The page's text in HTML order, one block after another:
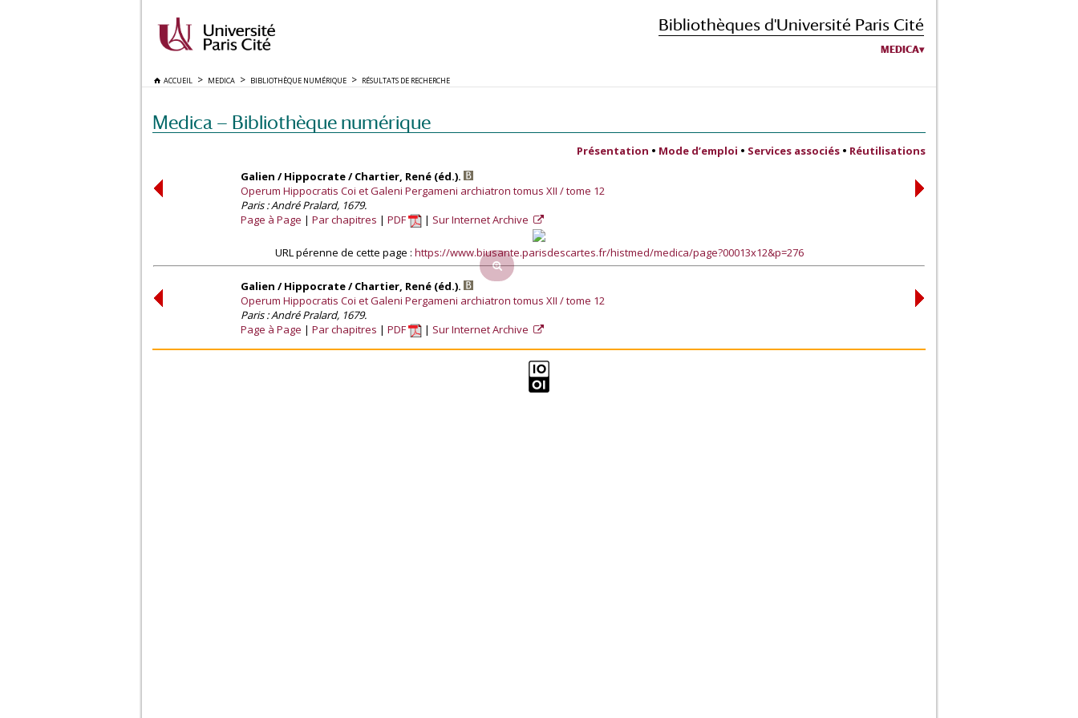
Bibliothèques d'Université Paris Cité
MEDICA
ACCUEIL MEDICA BIBLIOTHÈQUE NUMÉRIQUE RÉSULTATS DE RECHERCHE
Medica — Bibliothèque numérique
Présentation • Mode d’emploi • Services associés • Réutilisations
Galien / Hippocrate / Chartier, René (éd.).
Operum Hippocratis Coi et Galeni Pergameni archiatron tomus XII / tome 12
Paris : André Pralard, 1679.
Page à Page
Par chapitres PDF Sur Internet Archive
URL pérenne de cette page : https://www.biusante.parisdescartes.fr/histmed/medica/page?00013x12&p=276
Galien / Hippocrate / Chartier, René (éd.).
Operum Hippocratis Coi et Galeni Pergameni archiatron tomus XII / tome 12
Paris : André Pralard, 1679.
Page à Page
Par chapitres PDF Sur Internet Archive